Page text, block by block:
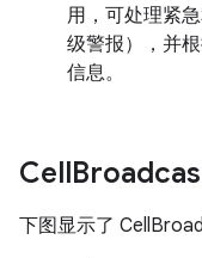
用，可处理紧
级警报），并
信息。
Cell
下图显示了